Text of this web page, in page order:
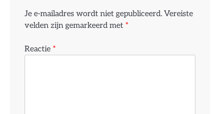
Je e-mailadres wordt niet gepubliceerd. Vereiste
velden zijn gemarkeerd met *
Reactie *